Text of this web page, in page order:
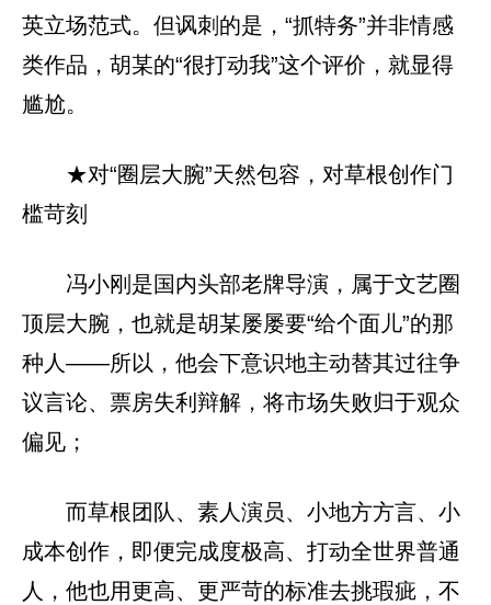
英立场范式。但讽刺的是，“抓特务”并非情感
类作品，胡某的“很打动我”这个评价，就显得
尴尬。
★对“圈层大腕”天然包容，对草根创作门
槛苛刻
冯小刚是国内头部老牌导演，属于文艺圈
顶层大腕，也就是胡某屡屡要“给个面儿”的那
种人——所以，他会下意识地主动替其过往争
议言论、票房失利辩解，将市场失败归于观众
偏见；
而草根团队、素人演员、小地方方言、小
成本创作，即便完成度极高、打动全世界普通
人，他也用更高、更严苛的标准去挑瑕疵，不